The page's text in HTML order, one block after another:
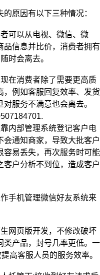
的原因有以下三种情况：
可以从电视、微信、微
品信息并比价，消费者拥有
时会离去。
在消费者除了需要更高质
，例如客服回复效率、发货
服务不满意也会离去。
内部管理系统登记客户电
通知商家，导致大批客户
容易丢失，再次服务时可能
客户分析不到位，造成客户
手机管理微信好友系统来
网页版开发，不修改破坏
类产品，封号几率更低。一
高客服人员的服务效率。